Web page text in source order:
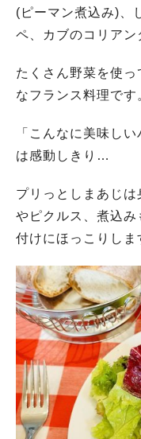
(ピーマン煮込み)、
ペ、カブのコリア
たくさん野菜を使
なフランス料理です
「こんなに美味し
は感動しきり…
プリっとしまあじ
やピクルス、煮込
付けにほっこりしま